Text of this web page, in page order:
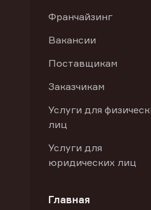
Франчайзинг
Вакансии
Поставщикам
Заказчикам
Услуги для
лиц
Услуги для
юридических лиц
Главная